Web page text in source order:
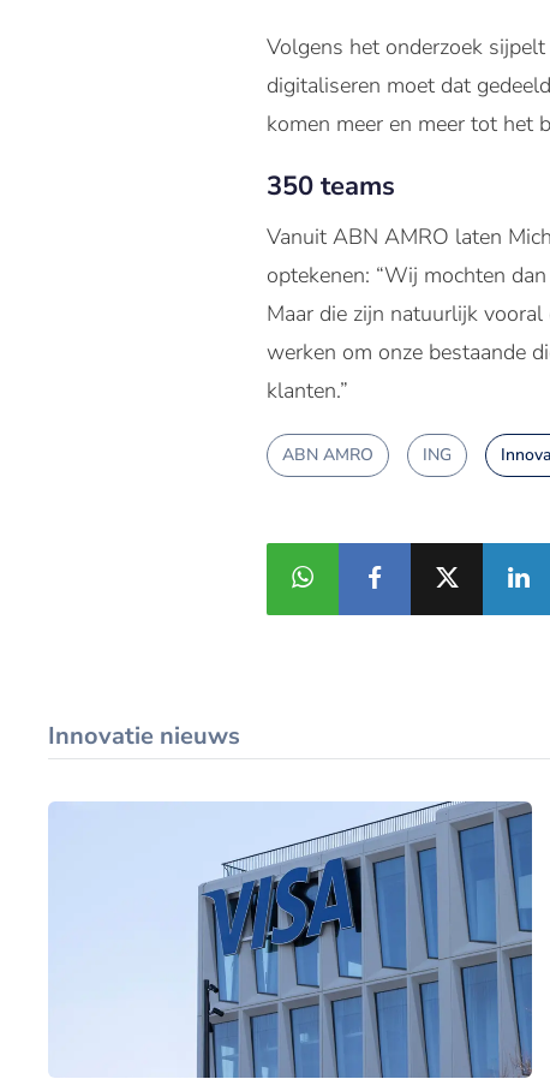
Volgens het onderzoek
digitaliseren moet dat
komen meer en meer tot het
350 teams
Vanuit ABN AMRO laten
optekenen: “Wij mochten
Maar die zijn natuurlijk
werken om onze bestaande
klanten.”
ABN AMRO ING
Innovatie nieuws